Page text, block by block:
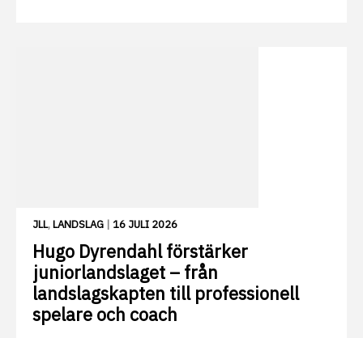
JLL,LANDSLAG | 16 JULI 2026
Hugo Dyrendahl förstärker
juniorlandslaget – från
landslagskapten till professionell
spelare och coach